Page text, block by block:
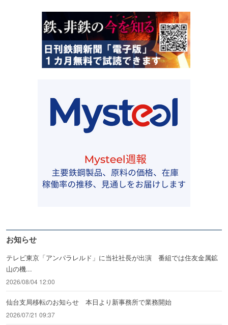
お知らせ
テレビ東京「アンパラレルド」に当社社長が出演 番組では住友金属鉱
山の機...
2026/08/04 12:00
仙台支局移転のお知らせ 本日より新事務所で業務開始
2026/07/21 09:37